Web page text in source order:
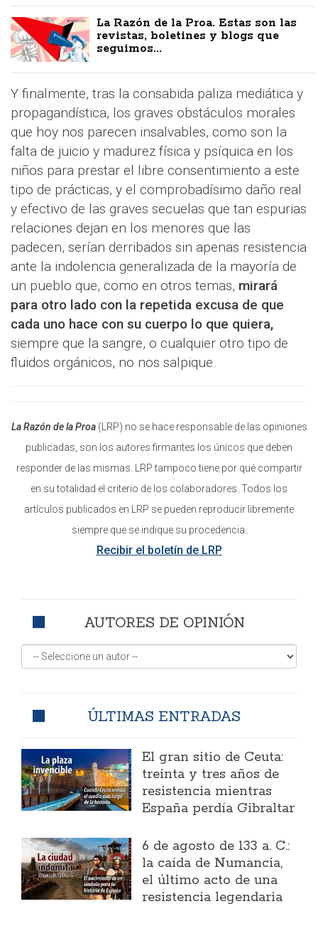
La Razón de la Proa. Estas son las
revistas, boletines y blogs que
seguimos...
Y finalmente, tras la consabida paliza mediática y
propagandística, los graves obstáculos morales
que hoy nos parecen insalvables, como son la
falta de juicio y madurez física y psíquica en los
niños para prestar el libre consentimiento a este
tipo de prácticas, y el comprobadísimo daño real
y efectivo de las graves secuelas que tan espurias
relaciones dejan en los menores que las
padecen, serían derribados sin apenas resistencia
ante la indolencia generalizada de la mayoría de
un pueblo que, como en otros temas, mirará
para otro lado con la repetida excusa de que
cada uno hace con su cuerpo lo que quiera,
siempre que la sangre, o cualquier otro tipo de
fluidos orgánicos, no nos salpique.
La Razón de la Proa(LRP) no se hace responsable de las opiniones
publicadas, son los autores firmantes los únicos que deben
responder de las mismas. LRP tampoco tiene por qué compartir
en su totalidad el criterio de los colaboradores. Todos los
artículos publicados en LRP se pueden reproducir libremente
siempre que se indique su procedencia.
Recibir el boletín de LRP
AUTORES DE OPINIÓN
ÚLTIMAS ENTRADAS
El gran sitio de Ceuta:
treinta y tres años de
resistencia mientras
España perdía Gibraltar
6 de agosto de 133 a. C.:
la caída de Numancia,
el último acto de una
resistencia legendaria